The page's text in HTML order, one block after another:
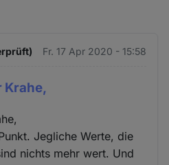
Fr. 17 Apr 2020 - 15:58
Krahe,
Jegliche Werte, die
nichts mehr wert. Und